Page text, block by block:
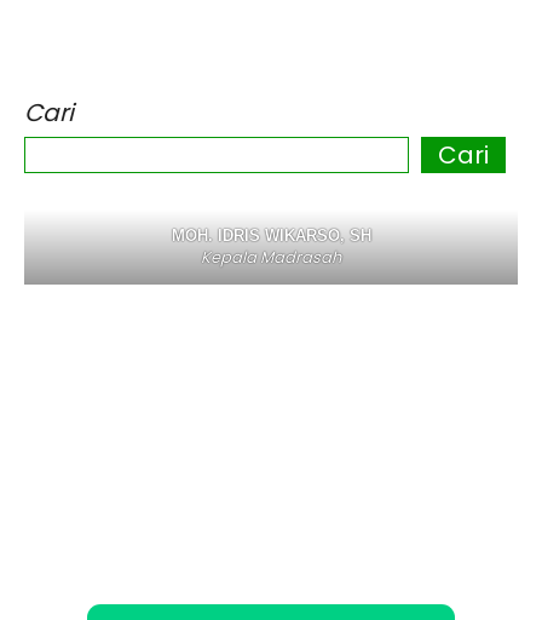
Cari
Cari
MOH. IDRIS WIKARSO, SH
Kepala Madrasah